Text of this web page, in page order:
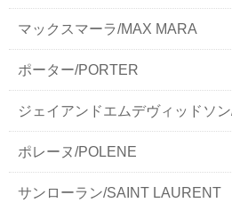
マックスマーラ/MAX MARA
ポーター/PORTER
ジェイアンドエムデヴィッドソ
ポレーヌ/POLENE
サンローラン/SAINT LAURENT